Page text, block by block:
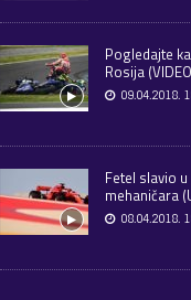
Pogledajte
Rosija
09.04.2018.
Fetel slavio
mehaničara
08.04.2018.